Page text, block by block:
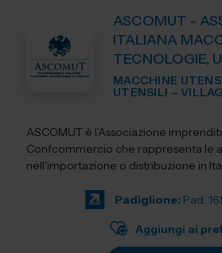
ASCOMUT -
ITALIANA
TECNOLOGIE,
MACCHINE
UTENSILI –
ASCOMUT è l’Associazione
Confcommercio che rappresenta le
nell'importazione o distribuzione in
Padiglione: Pad. 16
Aggiungi ai